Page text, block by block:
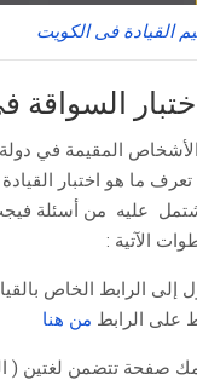
القيادة فى الكويت
السواقة
المقيمة في
تعرف ما هو اختبار
عليه من أسئلة
الآتية :
على الرابط من هنا
صفحة تتضمن لغتين (